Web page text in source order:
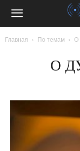
Главная По темам О
О